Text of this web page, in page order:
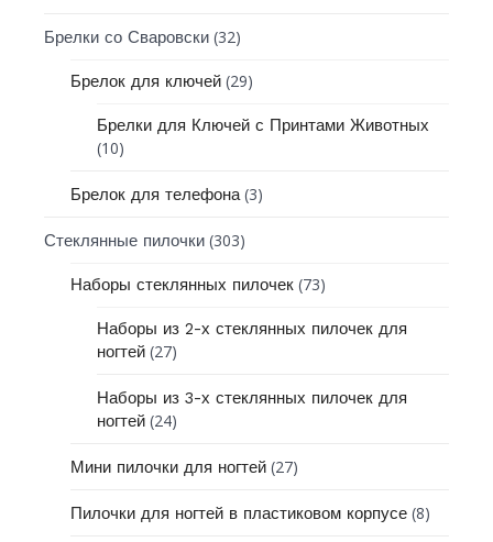
Брелки со Сваровски (32)
Брелок для ключей (29)
Брелки для Ключей с Принтами Животных
(10)
Брелок для телефона (3)
Стеклянные пилочки (303)
Наборы стеклянных пилочек (73)
Наборы из 2-х стеклянных пилочек для
ногтей (27)
Наборы из 3-х стеклянных пилочек для
ногтей (24)
Мини пилочки для ногтей (27)
Пилочки для ногтей в пластиковом корпусе (8)